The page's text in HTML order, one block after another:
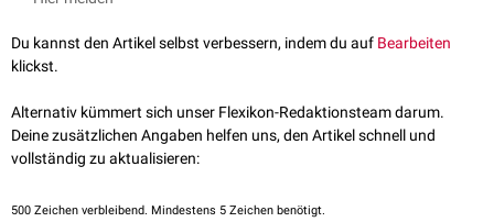
FlexTalk - Muschelsuche in der
Du kannst den Artikel selbst verbessern, indem du auf Bearbeiten
klickst.
Alternativ kümmert sich unser Flexikon-Redaktionsteam darum.
Deine zusätzlichen Angaben helfen uns, den Artikel schnell und
vollständig zu aktualisieren:
500 Zeichen verbleibend. Mindestens 5 Zeichen benötigt.